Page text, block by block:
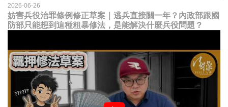
2026-06-26
妨害兵役治罪條例修正草案｜逃兵直接關一年？內政部跟國
防部只能想到這種粗暴修法，是能解決什麼兵役問題？